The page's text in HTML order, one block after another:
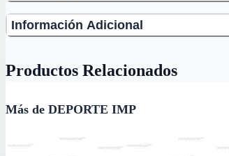
Información Adicional
Productos Relacionados
Más de DEPORTE IMP